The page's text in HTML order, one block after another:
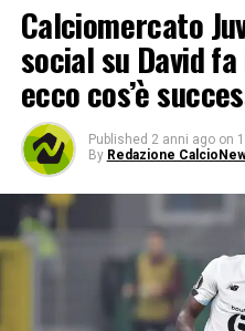
Calciomercato
social su David
ecco cos’è
Published 2 anni ago on
By Redazione